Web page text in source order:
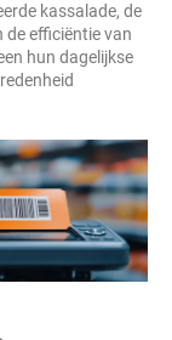
kassalade, de
de efficiëntie van
hun dagelijkse